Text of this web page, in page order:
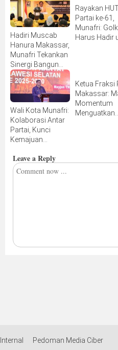
Hadiri Muscab
Hanura Makassar,
Munafri Tekankan
Sinergi Bangun
Kota
Rayakan
Partai ke-61,
Munafri:
Harus Hadir
Wali Kota Munafri:
Kolaborasi Antar
Partai, Kunci
Kemajuan
Ketua Fraksi
Makassar:
Momentum
Menguatkan
Leave a Reply
Pedoman Media Ciber